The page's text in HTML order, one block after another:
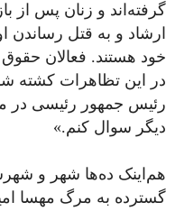
گرفته‌اند و زنان پس
ارشاد و به قتل
در این تظاهرات کشته
رئیس جمهور رئیسى در
دیگر سوال کنم.»
هم‌اینک ده‌ها شهر و